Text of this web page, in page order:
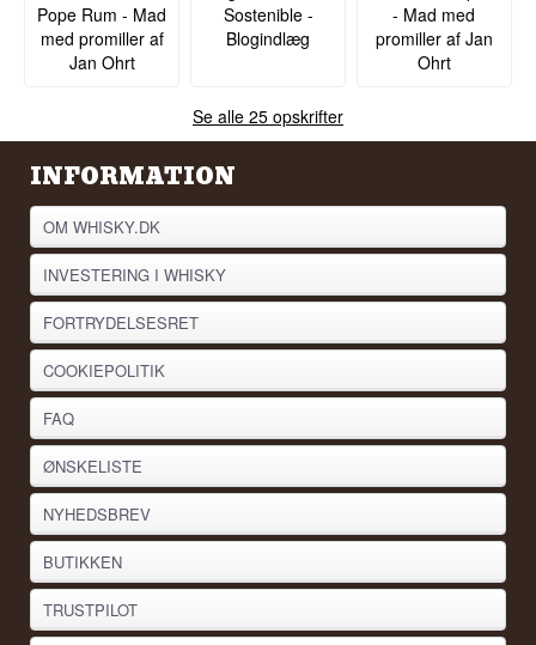
Ximénez
EAN nr.: 7401005008580
Serveringsforslag: I et snifferglas ved
Smagsprofil
Vidste du at?
året for byen Zacapa i Guatemala, og rommen
lagres bevidst i et højtliggende anlæg, hvor den
naturlige køling gør modningen langsommere
Se hele vores udvalg afRon Zacapa
Pope Rum - Mad
med promiller af
Jan Ohrt
Sostenible -
Blogindlæg
- Mad med
promiller af Jan
Ohrt
Se alle 25 opskrifter
INFORMATION
OM WHISKY.DK
INVESTERING I WHISKY
FORTRYDELSESRET
COOKIEPOLITIK
FAQ
ØNSKELISTE
NYHEDSBREV
BUTIKKEN
TRUSTPILOT